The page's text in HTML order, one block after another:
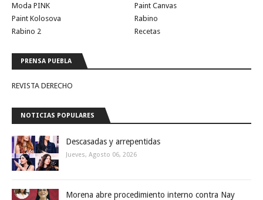
Moda PINK
Paint Canvas
Paint Kolosova
Rabino
Rabino 2
Recetas
PRENSA PUEBLA
REVISTA DERECHO
NOTICIAS POPULARES
Descasadas y arrepentidas
Jueves, Agosto 06, 2026
Morena abre procedimiento interno contra Nay